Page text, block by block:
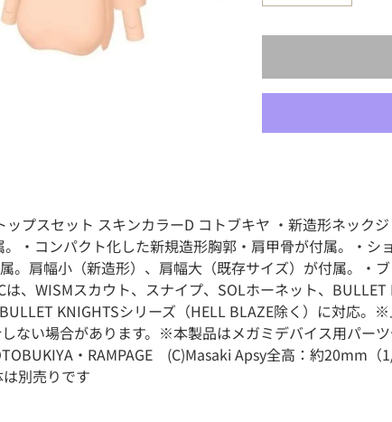
ップスセット スキンカラーD コトブキヤ ・新造形ネック
・コンパクト化した新規造形胸郭・肩甲骨が付属。・シ
。肩幅小（新造形）、肩幅大（既存サイズ）が付属。・
、WISMスカウト、スナイプ、SOLホーネット、
KNIGHTSシリーズ（HELL BLAZE除く）に対応。
ない場合があります。※本製品はメガミデバイス用パー
・RAMPAGE (C)Masaki Apsy全高：約20mm
別売りです